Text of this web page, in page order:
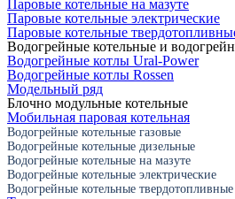
Паровые котельные на мазуте
Паровые котельные электрические
Паровые котельные
Водогрейные котельные и
Водогрейные котлы Ural-Power
Водогрейные котлы Rossen
Модельный ряд
Блочно модульные котельные
Мобильная паровая котельная
Водогрейные котельные газовые
Водогрейные котельные дизельные
Водогрейные котельные на мазуте
Водогрейные котельные электрические
Водогрейные котельные твердотопливные